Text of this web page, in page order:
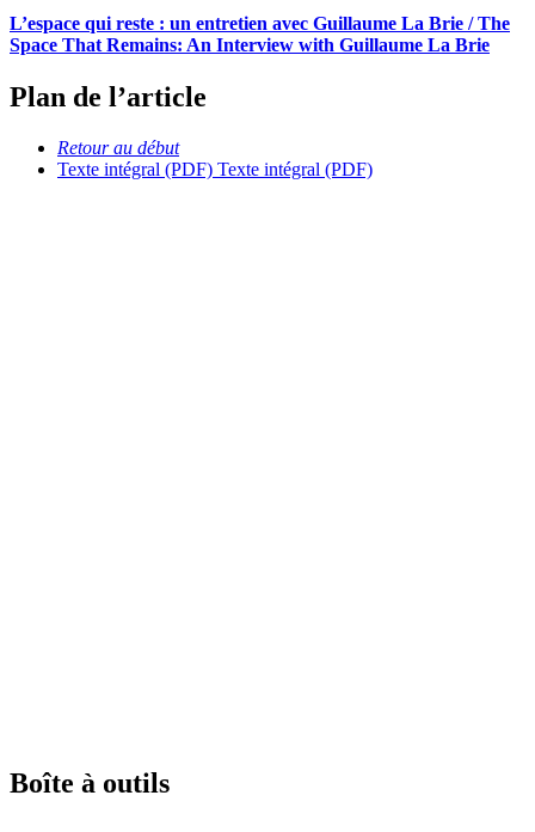
L’espace qui reste : un entretien avec Guillaume La Brie / The
Space That Remains: An Interview with Guillaume La Brie
Plan de l’article
Retour au début
Texte intégral (PDF) Texte intégral (PDF)
Boîte à outils